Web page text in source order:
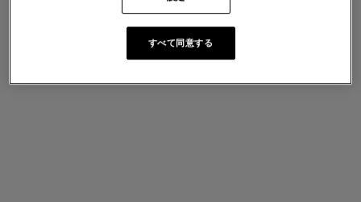
すべて同意する